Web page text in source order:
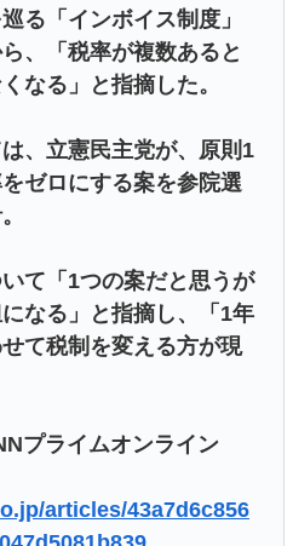
る「インボイス制度」
、「税率が複数あると
なる」と指摘した。
、立憲民主党が、原則1
ゼロにする案を参院選
て「1つの案だと思うが
なる」と指摘し、「1年
て税制を変える方が現
プライムオンライン
articles/43a7d6c856